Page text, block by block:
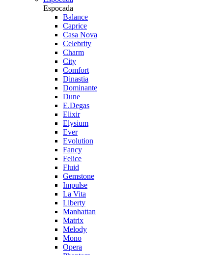
Espocada
Balance
Caprice
Casa Nova
Celebrity
Charm
City
Comfort
Dinastia
Dominante
Dune
E.Degas
Elixir
Elysium
Ever
Evolution
Fancy
Felice
Fluid
Gemstone
Impulse
La Vita
Liberty
Manhattan
Matrix
Melody
Mono
Opera